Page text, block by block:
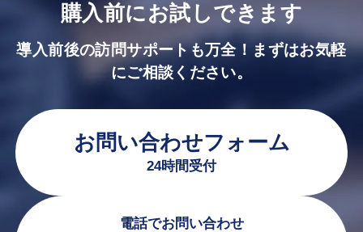
購入前にお試しできます
導入前後の訪問サポートも万全！まずはお気軽
にご相談ください。
お問い合わせフォーム
24時間受付
電話でお問い合わせ